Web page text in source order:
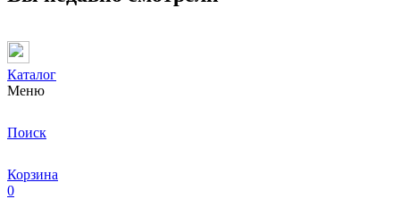
Каталог
Меню
Поиск
Корзина
0